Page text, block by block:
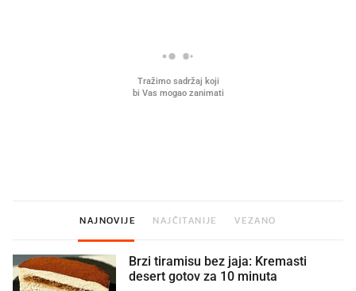
NAJNOVIJE NAJČITANIJE VEZANO
Brzi tiramisu bez jaja: Kremasti
desert gotov za 10 minuta